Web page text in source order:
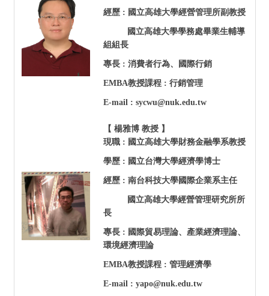
經歷 : 國立高雄大學經營管理所副教授
國立高雄大學學務處畢業生輔導
組組長
專長 : 消費者行為、國際行銷
EMBA教授課程 : 行銷管理
E-mail : sycwu@nuk.edu.tw
【 楊雅博 教授 】
現職 : 國立高雄大學財務金融學系教授
學歷 : 國立台灣大學經濟學博士
經歷 : 南台科技大學國際企業系主任
國立高雄大學經營管理研究所所
長
專長 : 國際貿易理論、產業經濟理論、
環境經濟理論
EMBA教授課程 : 管理經濟學
E-mail : yapo@nuk.edu.tw